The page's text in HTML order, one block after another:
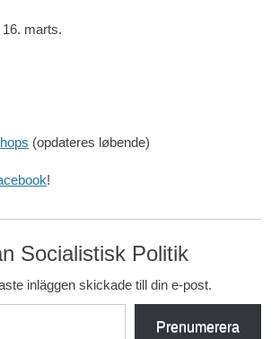
marts.
(opdateres løbende)
!
Socialistisk Politik
inläggen skickade till din e-post.
Prenumerera